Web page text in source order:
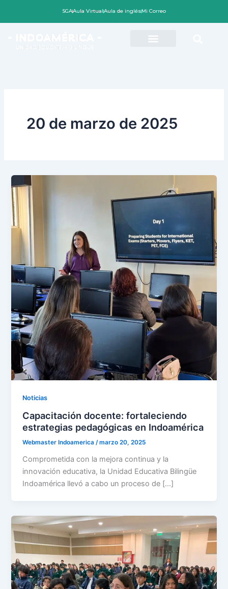
SGAAula VirtualAula de inglésMi Correo
20 de marzo de 2025
Noticias
Capacitación docente: fortaleciendo
estrategias pedagógicas en Indoamérica
Webmaster Indoamerica/marzo 20, 2025
Comprometida con la mejora continua y la
innovación educativa, la Unidad Educativa Bilingüe
Indoamérica llevó a cabo un proceso de […]